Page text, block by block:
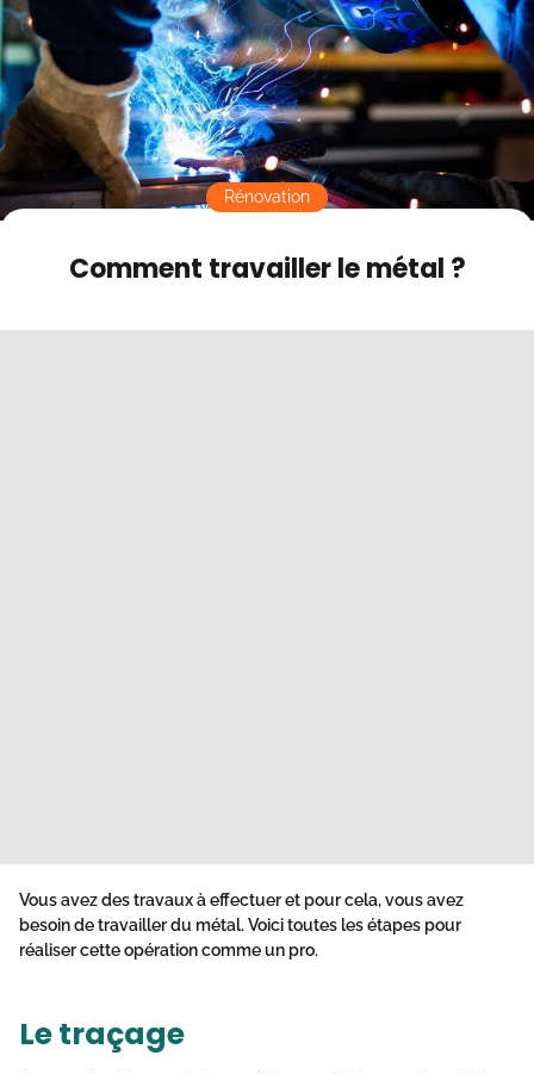
Contact
Mode sombre
Comment travailler le métal ?
Rénovation
Vous avez des travaux à effectuer et pour cela, vous avez
besoin de travailler du métal. Voici toutes les étapes pour
réaliser cette opération comme un pro.
Le traçage